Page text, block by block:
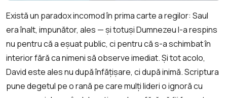
Există un paradox incomod în prima carte a regilor: Saul
era înalt, impunător, ales — și totuși Dumnezeu l-a respins
nu pentru că a eșuat public, ci pentru că s-a schimbat în
interior fără ca nimeni să observe imediat. Și tot acolo,
David este ales nu după înfățișare, ci după inimă. Scriptura
pune degetul pe o rană pe care mulți lideri o ignoră cu